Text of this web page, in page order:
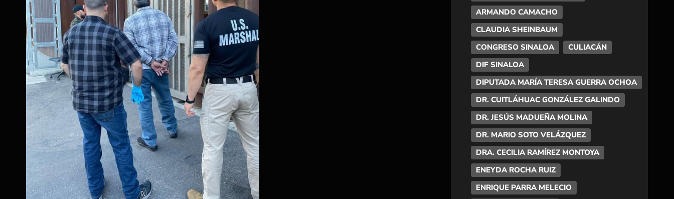
ARMANDO CAMACHO
CLAUDIA SHEINBAUM
CONGRESO SINALOA
CULIACÁN
DIF SINALOA
DIPUTADA MARÍA TERESA GUERRA OCHOA
DR. CUITLÁHUAC GONZÁLEZ GALINDO
DR. JESÚS MADUEÑA MOLINA
DR. MARIO SOTO VELÁZQUEZ
DRA. CECILIA RAMÍREZ MONTOYA
ENEYDA ROCHA RUIZ
ENRIQUE PARRA MELECIO